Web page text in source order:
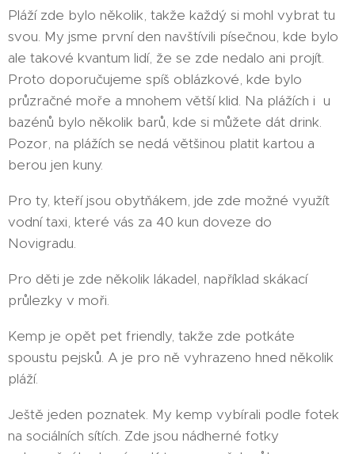
Pláží zde bylo několik, takže každý si mohl vybrat tu
svou. My jsme první den navštívili písečnou, kde bylo
ale takové kvantum lidí, že se zde nedalo ani projít.
Proto doporučujeme spíš oblázkové, kde bylo
průzračné moře a mnohem větší klid. Na plážích i u
bazénů bylo několik barů, kde si můžete dát drink.
Pozor, na plážích se nedá většinou platit kartou a
berou jen kuny.
Pro ty, kteří jsou obytňákem, jde zde možné využít
vodní taxi, které vás za 40 kun doveze do
Novigradu.
Pro děti je zde několik lákadel, například skákací
průlezky v moři.
Kemp je opět pet friendly, takže zde potkáte
spoustu pejsků. A je pro ně vyhrazeno hned několik
pláží.
Ještě jeden poznatek. My kemp vybírali podle fotek
na sociálních sítích. Zde jsou nádherné fotky